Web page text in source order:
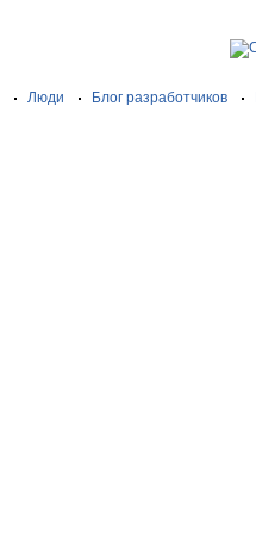
Люди Блог разработчиков